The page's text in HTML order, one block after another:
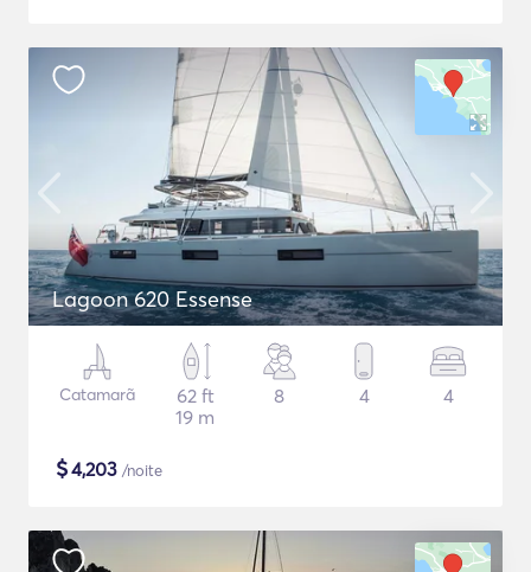
Lagoon 620 Essense
Catamarã
62 ft
19 m
8 4 4
$4,203 /noite